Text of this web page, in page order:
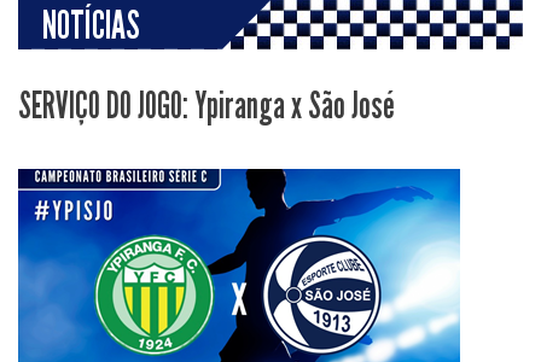
NOTÍCIAS
SERVIÇO DO JOGO: Ypiranga x São José